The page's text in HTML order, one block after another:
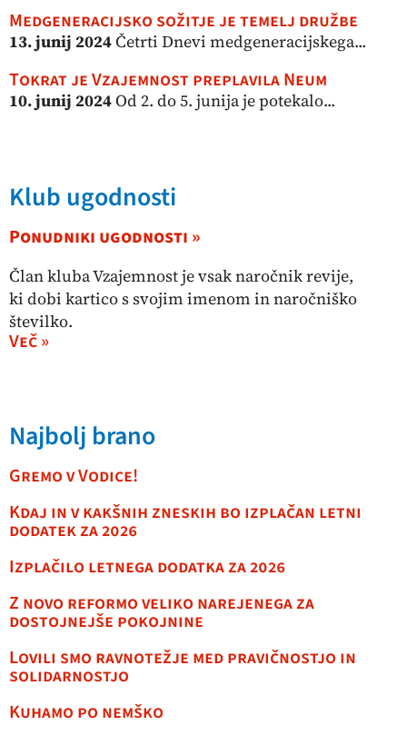
Medgeneracijsko sožitje je temelj družbe
13. junij 2024Četrti Dnevi medgeneracijskega...
Tokrat je Vzajemnost preplavila Neum
10. junij 2024Od 2. do 5. junija je potekalo...
Klub ugodnosti
Ponudniki ugodnosti »
Član kluba Vzajemnost je vsak naročnik revije,
ki dobi kartico s svojim imenom in naročniško
številko.
Več »
Najbolj brano
Gremo v Vodice!
Kdaj in v kakšnih zneskih bo izplačan letni
dodatek za 2026
Izplačilo letnega dodatka za 2026
Z novo reformo veliko narejenega za
dostojnejše pokojnine
Lovili smo ravnotežje med pravičnostjo in
solidarnostjo
Kuhamo po nemško